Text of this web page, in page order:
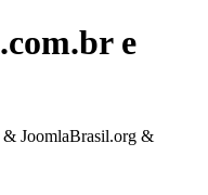
e
& JoomlaBrasil.org &